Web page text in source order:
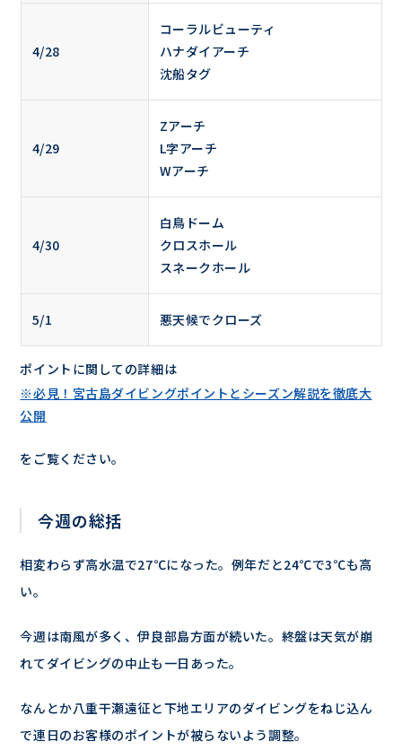
4/28
コーラルビューティ
ハナダイアーチ
沈船タグ
4/29
Zアーチ
L字アーチ
Wアーチ
4/30
白鳥ドーム
クロスホール
スネークホール
5/1 悪天候でクローズ
ポイントに関しての詳細は
※必見！宮古島ダイビングポイントとシーズン解説を徹底大
公開
をご覧ください。
今週の総括
相変わらず高水温で27℃になった。例年だと24℃で3℃も高
い。
今週は南風が多く、伊良部島方面が続いた。終盤は天気が崩
れてダイビングの中止も一日あった。
なんとか八重干瀬遠征と下地エリアのダイビングをねじ込ん
で連日のお客様のポイントが被らないよう調整。